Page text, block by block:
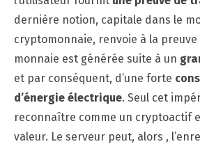
dernière notion, capitale dans le
cryptomonnaie, renvoie à la preuve
monnaie est générée suite à un
et par conséquent, d’une forte
d’énergie électrique. Seul cet
reconnaître comme un cryptoactif
valeur. Le serveur peut, alors ,